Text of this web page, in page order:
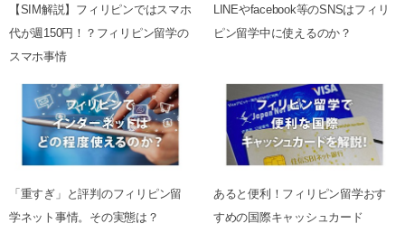
【SIM解説】フィリピンではスマホ
代が週150円！？フィリピン留学の
スマホ事情
LINEやfacebook等のSNSはフィリ
ピン留学中に使えるのか？
「重すぎ」と評判のフィリピン留
学ネット事情。その実態は？
あると便利！フィリピン留学おす
すめの国際キャッシュカード